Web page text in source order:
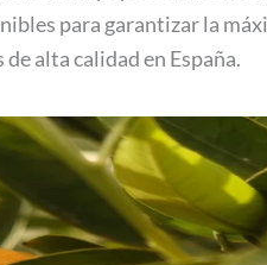
para garantizar la
alta calidad en España.